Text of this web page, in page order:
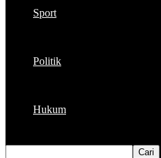
Sport
Politik
Hukum